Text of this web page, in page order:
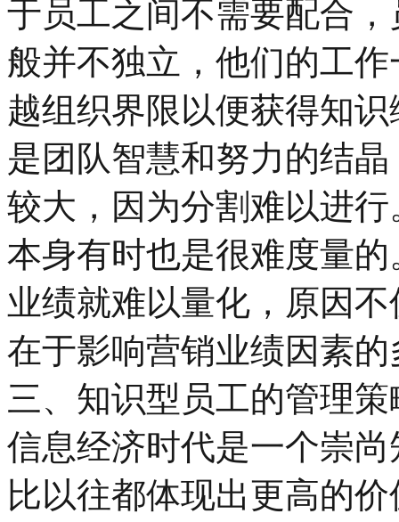
于员工之间不需要配合
般并不独立，他们的工
越组织界限以便获得知
是团队智慧和努力的结
较大，因为分割难以进
本身有时也是很难度量
业绩就难以量化，原因
在于影响营销业绩因素
三、知识型员工的管理策
信息经济时代是一个崇
比以往都体现出更高的